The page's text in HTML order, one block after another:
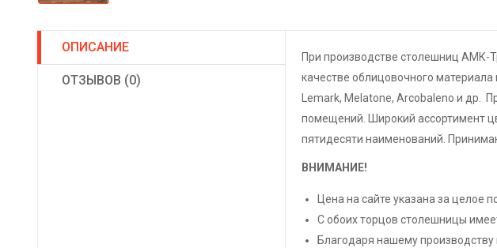
ОПИСАНИЕ
ОТЗЫВОВ (0)
При производстве столешниц АМК-
качестве облицовочного
Lemark, Melatone, Arcobaleno и др.
помещений. Широкий ассортимент
пятидесяти наименований.
ВНИМАНИЕ!
Цена на сайте указана за целое
С обоих торцов столешницы
Благодаря нашему